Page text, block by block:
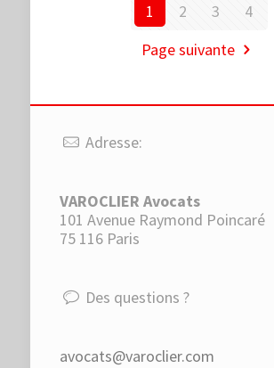
1 2 3
4
Page suivante
Adresse:
VAROCLIER Avocats
101 Avenue Raymond Poincaré
75 116 Paris
Des questions ?
avocats@varoclier.com